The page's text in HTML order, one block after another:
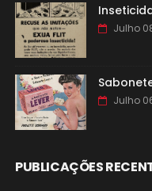
Julho
Julho
PUBLICAÇÕES